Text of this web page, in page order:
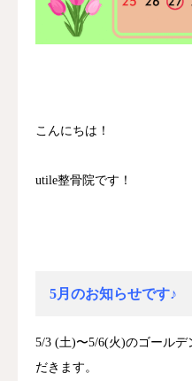
こんにちは！
utile整骨院です！
5月のお知らせです♪
5/3 (土)〜5/6(火)のゴール
だきます。